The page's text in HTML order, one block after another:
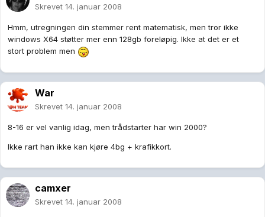
Skrevet 14. januar 2008
Hmm, utregningen din stemmer rent matematisk, men tror ikke
windows X64 støtter mer enn 128gb foreløpig. Ikke at det er et
stort problem men
War
Skrevet 14. januar 2008
8-16 er vel vanlig idag, men trådstarter har win 2000?
Ikke rart han ikke kan kjøre 4bg + krafikkort.
camxer
Skrevet 14. januar 2008